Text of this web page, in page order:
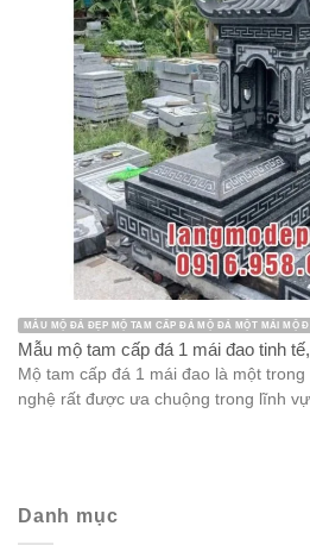
MẪU MỘ ĐÁ ĐẸP MỘ TAM CẤP ĐÁ MỘ ĐÁ MỘT MÁI MỘ
Mẫu mộ tam cấp đá 1 mái đao tinh
Mộ tam cấp đá 1 mái đao là một
nghệ rất được ưa chuộng trong lĩnh
Danh mục